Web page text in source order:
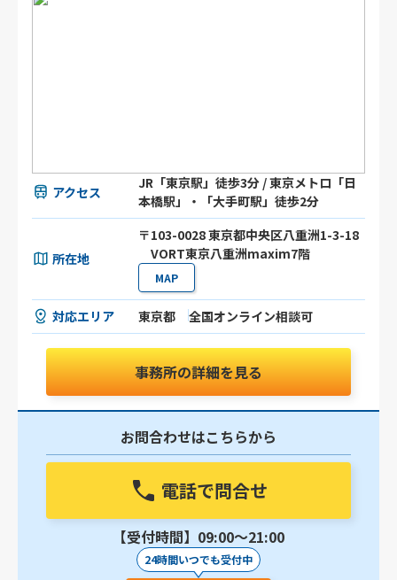
アクセス
JR「東京駅」徒歩3分 / 東京メトロ「日
本橋駅」・「大手町駅」徒歩2分
所在地
〒103-0028 東京都中央区八重洲1-3-18
VORT東京八重洲maxim7階
MAP
対応エリア 東京都 全国オンライン相談可
事務所の詳細を見る
お問合わせはこちらから
電話で問合せ
【受付時間】09:00〜21:00
24時間いつでも受付中